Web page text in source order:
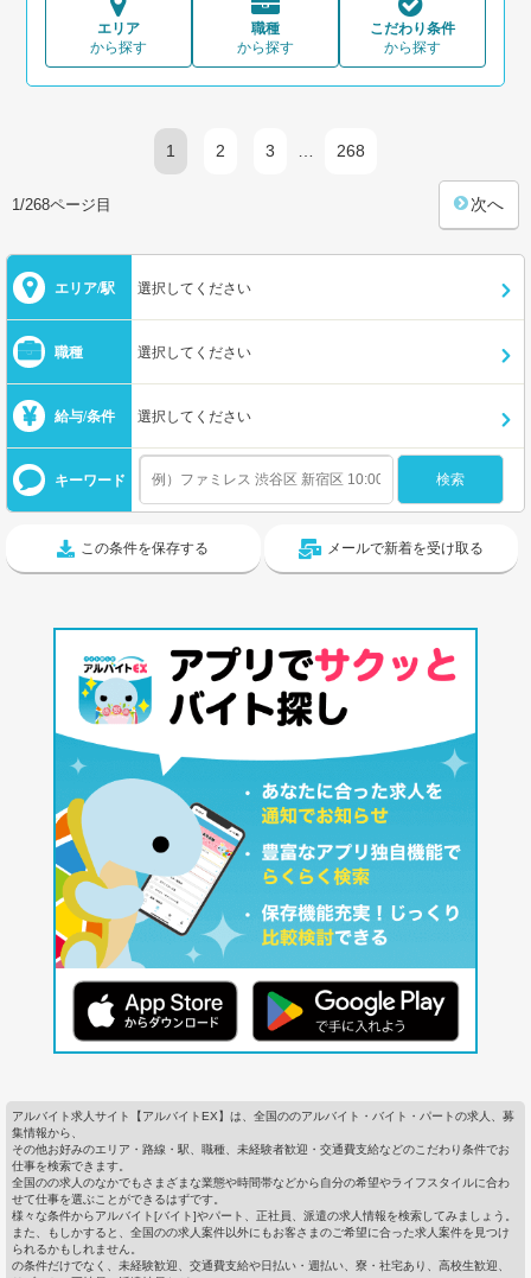
エリア
から探す
職種
から探す
こだわり条件
から探す
1 2 3 268
1/268ページ目 次へ
エリア/駅 選択してください
職種 選択してください
給与/条件 選択してください
キーワード
この条件を保存する メールで新着を受け取る
アルバイト求人サイト【アルバイトEX】は、全国ののアルバイト・バイト・パートの求人、募
集情報から、
その他お好みのエリア・路線・駅、職種、未経験者歓迎・交通費支給などのこだわり条件でお
仕事を検索できます。
全国のの求人のなかでもさまざまな業態や時間帯などから自分の希望やライフスタイルに合わ
せて仕事を選ぶことができるはずです。
様々な条件からアルバイト[バイト]やパート、正社員、派遣の求人情報を検索してみましょう。
また、もしかすると、全国のの求人案件以外にもお客さまのご希望に合った求人案件を見つけ
られるかもしれません。
の条件だけでなく、未経験歓迎、交通費支給や日払い・週払い、寮・社宅あり、高校生歓迎、